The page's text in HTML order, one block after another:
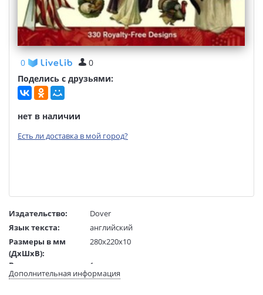
0
0
Поделись с друзьями:
нет в наличии
Есть ли доставка в мой город?
Издательство:
Dover
Язык текста:
английский
Размеры в мм
(ДхШхВ):
280x220x10
Вес:
1 гр.
Страниц:
48
Дополнительная информация